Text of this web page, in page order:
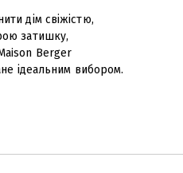
дім свіжістю,
затишку,
Berger
ідеальним вибором.